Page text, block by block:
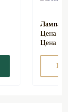
В